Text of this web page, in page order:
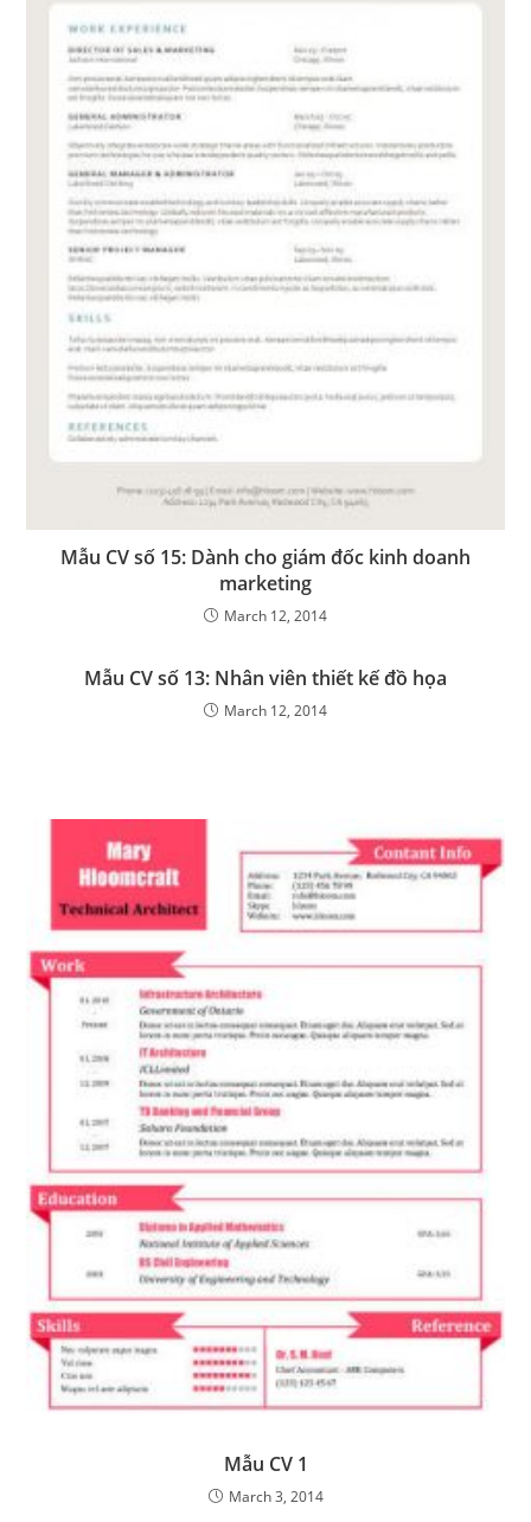
Mẫu CV số 15: Dành cho giám đốc kinh doanh
marketing
March 12, 2014
Mẫu CV số 13: Nhân viên thiết kế đồ họa
March 12, 2014
Mẫu CV 1
March 3, 2014